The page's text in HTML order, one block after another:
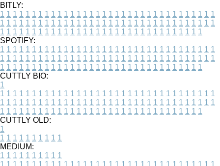
BITLY:
1 1 1 1 1 1 1 1 1 1 1 1 1 1 1 1 1 1 1 1 1 1 1 1 1 1 1 1 1 1 1 1 1 1
1 1 1 1 1 1 1 1 1 1 1 1 1 1 1 1 1 1 1 1 1 1 1 1 1 1 1 1 1 1 1 1 1 1
1 1 1 1 1 1 1 1 1 1 1 1 1 1 1 1 1 1 1 1 1 1 1 1 1 1 1 1 1 1 1 1
SPOTIFY:
1 1 1 1 1 1 1 1 1 1 1 1 1 1 1 1 1 1 1 1 1 1 1 1 1 1 1 1 1 1 1 1 1 1
1 1 1 1 1 1 1 1 1 1 1 1 1 1 1 1 1 1 1 1 1 1 1 1 1 1 1 1 1 1 1 1 1 1
1 1 1 1 1 1 1 1 1 1 1 1 1 1 1 1 1 1 1 1 1 1 1 1 1 1 1 1 1 1 1 1
CUTTLY BIO:
1
1 1 1 1 1 1 1 1 1 1 1 1 1 1 1 1 1 1 1 1 1 1 1 1 1 1 1 1 1 1 1 1 1 1
1 1 1 1 1 1 1 1 1 1 1 1 1 1 1 1 1 1 1 1 1 1 1 1 1 1 1 1 1 1 1 1 1 1
1 1 1 1 1 1 1 1 1 1 1 1 1 1 1 1 1 1 1 1 1 1 1 1 1 1 1 1 1 1 1 1
CUTTLY OLD:
1
1 1 1 1 1 1 1 1 1 1
MEDIUM:
1 1 1 1 1 1 1 1 1 1
1 1 1 1 1 1 1 1 1 1 1 1 1 1 1 1 1 1 1 1 1 1 1 1 1 1 1 1 1 1 1 1 1 1